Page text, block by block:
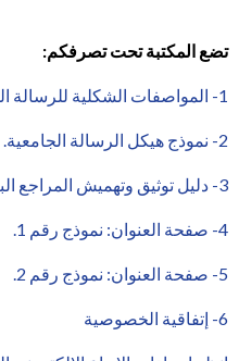
تضع المكتبة تحت تصرفكم:
1- المواصفات الشكلية للرسالة الجامعية.
2- نموذج هيكل الرسالة الجامعية.
3- دليل توثيق وتهميش المراجع الببليوغرافية.
4- صفحة العنوان: نموذج رقم 1.
5- صفحة العنوان: نموذج رقم 2.
6- إتفاقية الخصوصية